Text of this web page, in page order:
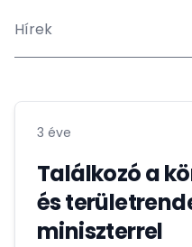
Hírek
3 éve
Találkozó a
és
miniszterrel